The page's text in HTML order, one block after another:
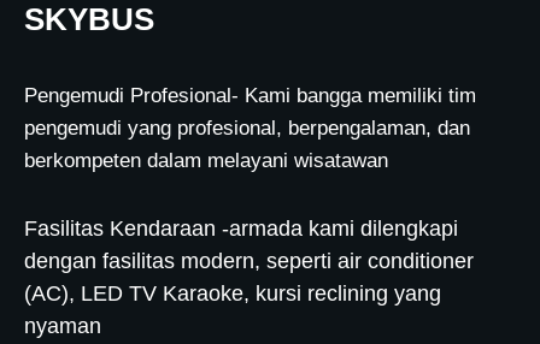
SKYBUS
Pengemudi Profesional- Kami bangga memiliki tim
pengemudi yang profesional, berpengalaman, dan
berkompeten dalam melayani wisatawan
Fasilitas Kendaraan -armada kami dilengkapi
dengan fasilitas modern, seperti air conditioner
(AC), LED TV Karaoke, kursi reclining yang
nyaman